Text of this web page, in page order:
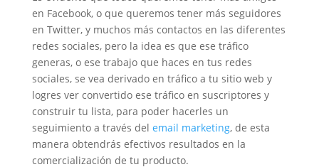
en Facebook, o que queremos tener más seguidores
en Twitter, y muchos más contactos en las diferentes
redes sociales, pero la idea es que ese tráfico
generas, o ese trabajo que haces en tus redes
sociales, se vea derivado en tráfico a tu sitio web y
logres ver convertido ese tráfico en suscriptores y
construir tu lista, para poder hacerles un
seguimiento a través del email marketing, de esta
manera obtendrás efectivos resultados en la
comercialización de tu producto.